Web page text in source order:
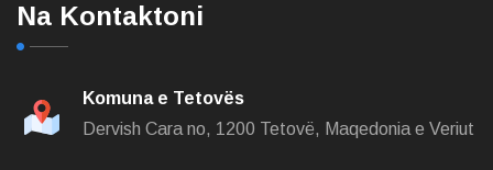
Na Kontaktoni
Komuna e Tetovës
Dervish Cara no, 1200 Tetovë, Maqedonia e Veriut